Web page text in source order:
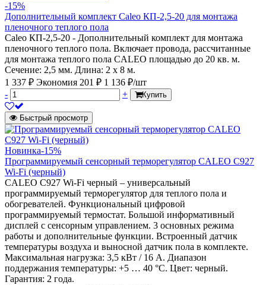
-15%
Дополнительный комплект Caleo КП-2,5-20 для монтажа
пленочного теплого пола
Caleo КП-2,5-20 - Дополнительный комплект для монтажа
пленочного теплого пола. Включает провода, рассчитанные
для монтажа теплого пола CALEO площадью до 20 кв. м.
Сечение: 2,5 мм. Длина: 2 х 8 м.
1 337 ₽ Экономия 201 ₽ 1 136 ₽/шт
-
+ Купить
Быстрый просмотр
Новинка-15%
Программируемый сенсорный терморегулятор CALEO С927
Wi-Fi (черный)
CALEO С927 Wi-Fi черный – универсальный
программируемый терморегулятор для теплого пола и
обогревателей. Функциональный цифровой
программируемый термостат. Большой информативный
дисплей с сенсорным управлением. 3 основных режима
работы и дополнительные функции. Встроенный датчик
температуры воздуха и выносной датчик пола в комплекте.
Максимальная нагрузка: 3,5 кВт / 16 А. Диапазон
поддержания температуры: +5 … 40 °С. Цвет: черный.
Гарантия: 2 года.